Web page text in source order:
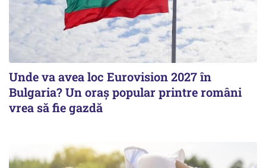
Unde va avea loc Eurovision 2027 în
Bulgaria? Un oraș popular printre români
vrea să fie gazdă